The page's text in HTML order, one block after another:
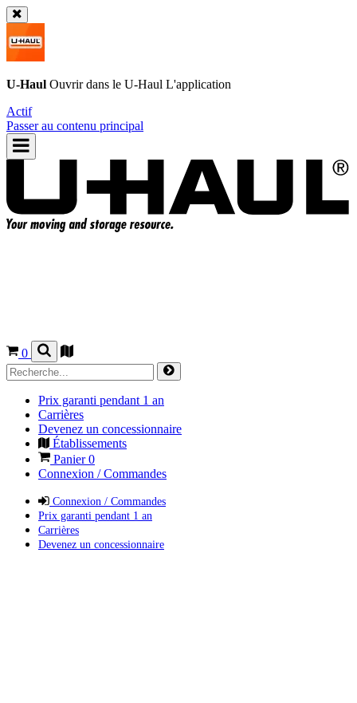
U-Haul Ouvrir dans le U-Haul L'application
Actif
Passer au contenu principal
0
Prix garanti pendant 1 an
Carrières
Devenez un concessionnaire
Établissements
Panier0
Connexion / Commandes
Connexion / Commandes
Prix garanti pendant 1 an
Carrières
Devenez un concessionnaire